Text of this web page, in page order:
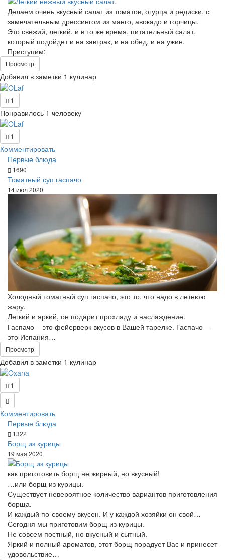
Делаем очень вкусный салат из томатов, огурца и редиски, с
замечательным дрессингом из манго, авокадо и горчицы.
Это свежий, легкий, и в то же время, питательный салат,
который подойдет и на завтрак, и на обед, и на ужин.
Приступим:
Просмотр
Добавил в заметки 1 кулинар
1
Понравилось 1 человеку
1
Комментировать
Первые блюда
1690
Томатный суп гаспачо
14 июл 2020
Холодный томатный суп гаспачо, это то, что надо в летнюю
жару.
Легкий и яркий, он подарит прохладу и наслаждение.
Гаспачо – это фейерверк вкусов в Вашей тарелке. Гаспачо —
это Испания…
Просмотр
Добавил в заметки 1 кулинар
1
Комментировать
Первые блюда
1322
Борщ из курицы
19 мая 2020
как приготовить борщ не жирный, но вкусный!
…или борщ из курицы.
Существует невероятное количество вариантов приготовления
борща.
И каждый по-своему вкусен. И у каждой хозяйки он свой…
Сегодня мы приготовим борщ из курицы.
Не совсем постный, но вкусный и сытный.
Яркий и полный ароматов, этот борщ порадует Вас и принесет
удовольствие…